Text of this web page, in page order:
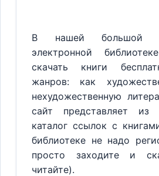
В нашей большой
электронной
скачать книги
жанров: как
нехудожественную
сайт представляет из
каталог ссылок с
библиотеке не надо
просто заходите и
читайте).